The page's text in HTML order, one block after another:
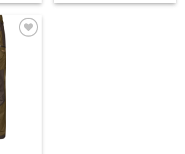
Toevoegen